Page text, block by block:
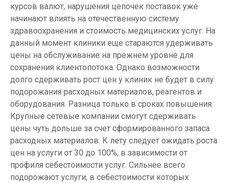
курсов валют, нарушения цепочек поставок уже
начинают влиять на отечественную систему
здравоохранения и стоимость медицинских услуг. На
данный момент клиники еще стараются удерживать
цены на обслуживание на прежнем уровне для
сохранения клиентопотока. Однако возможности
долго сдерживать рост цен у клиник не будет в силу
подорожания расходных материалов, реагентов и
оборудования. Разница только в сроках повышения.
Крупные сетевые компании смогут сдерживать
цены чуть дольше за счет сформированного запаса
расходных материалов. К лету следует ожидать роста
цен на услуги от 30 до 100%, в зависимости от
профиля себестоимости услуг. Сильнее всего
подорожают услуги, в себестоимости которых